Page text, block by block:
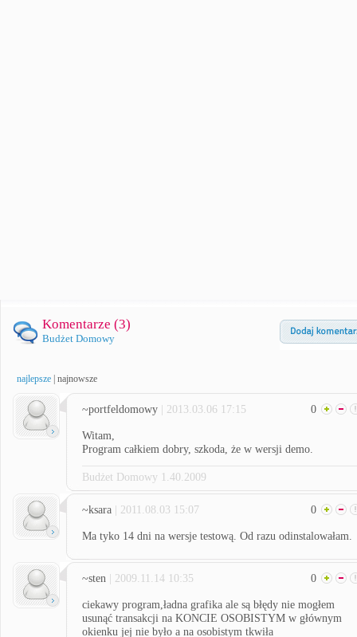
Komentarze (3)
Budżet Domowy
najlepsze najnowsze
~portfeldomowy | 2013.03.06 17:15 0
Witam,
Program całkiem dobry, szkoda, że w wersji demo.
Budżet Domowy 1.40.2009
~ksara | 2011.08.03 15:07 0
Ma tyko 14 dni na wersje testową. Od razu odinstalowałam.
~sten | 2009.11.14 10:35 0
ciekawy program,ładna grafika ale są błędy nie mogłem
usunąć transakcji na KONCIE OSOBISTYM w głównym
okienku jej nie było a na osobistym tkwiła